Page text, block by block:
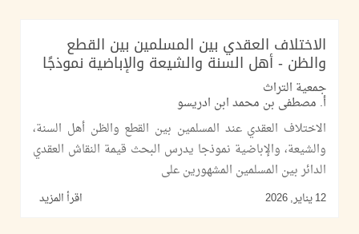
الاختلاف العقدي بين المسلمين بين القطع
والظن - أهل السنة والشيعة والإباضية نموذجًا
جمعية التراث
أ. مصطفى بن محمد ابن ادريسو
الاختلاف العقدي عند المسلمين بين القطع والظن أهل السنة،
والشيعة، والإباضية نموذجا يدرس البحث قيمة النقاش العقدي
الدائر بين المسلمين المشهورين على
12 يناير, 2026 اقرأ المزيد